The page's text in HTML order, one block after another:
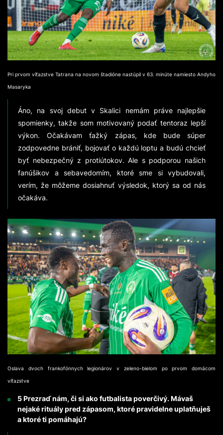
Pri prvom víťazstve Tatrana na novom štadióne nastúpil v 63. minúte namiesto Andyho
Masaryka
Áno, na svoj debut v Skalici nemám práve najlepšie
spomienky, takže som motivovaný podať tentoraz lepší
výkon. Očakávam ťažký zápas, kde bude súper
zodpovedne brániť, bojovať o každú loptu a budú chcieť
byť nebezpečný z protiútokov. Ale s podporou našich
fanúšikov a sebavedomím, ktoré sme si vybudovali,
verím, že môžeme dosiahnuť výsledok, ktorý sa od nás
očakáva.
Oslava dvoch frankofónnych legionárov v zeleno-bielom po prvom domácom
víťazstve
5 Prezraď nám, či si ako futbalista poverčivý. Mávaš
nejaké rituály pred zápasom, ktoré pravidelne uplatňuješ
a ktoré ti pomáhajú?